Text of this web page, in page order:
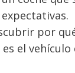
por
es el vehículo